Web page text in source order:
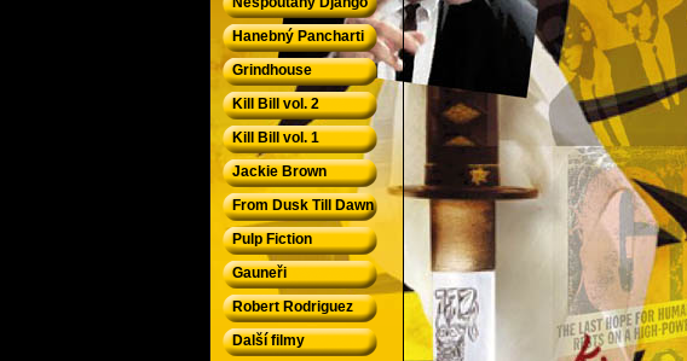
Hanebný Pancharti
Grindhouse
Kill Bill vol. 2
Kill Bill vol. 1
Jackie Brown
From Dusk Till Dawn
Pulp Fiction
Gauneři
Robert Rodriguez
Další filmy